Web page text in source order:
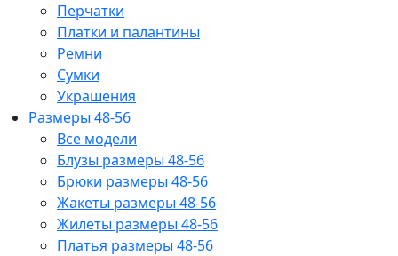
Перчатки
Платки и палантины
Ремни
Сумки
Украшения
Размеры 48-56
Все модели
Блузы размеры 48-56
Брюки размеры 48-56
Жакеты размеры 48-56
Жилеты размеры 48-56
Платья размеры 48-56